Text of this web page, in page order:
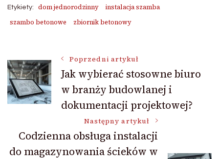
Etykiety: dom jednorodzinny
instalacja szamba
szambo betonowe
zbiornik betonowy
Nawigacja
wpisu
Poprzedni artykuł
Jak wybierać stosowne biuro
w branży budowlanej i
dokumentacji projektowej?
Następny artykuł
Codzienna obsługa instalacji
do magazynowania ścieków w